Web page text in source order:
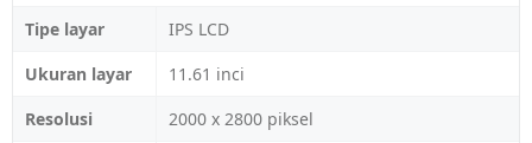
Tipe layar
IPS LCD
Ukuran layar
11.61 inci
Resolusi
2000 x 2800 piksel